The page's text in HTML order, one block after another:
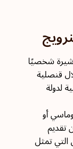
شخصيًا
قنصلية
لدولة
أو
تقديم
تمثل